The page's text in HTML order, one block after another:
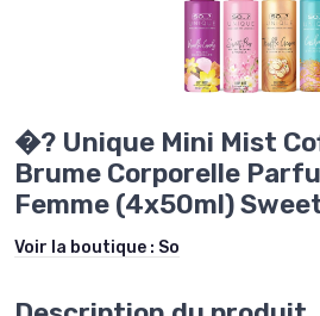
�? Unique Mini Mist
Brume Corporelle
Femme (4x50ml)
Voir la boutique : So